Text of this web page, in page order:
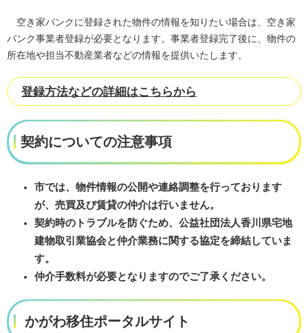
空き家バンクに登録された物件の情報を知りたい場合は、空き家
バンク事業者登録が必要となります。事業者登録完了後に、物件の
所在地や担当不動産業者などの情報を提供いたします。
登録方法などの詳細はこちらから
契約についての注意事項
市では、物件情報の公開や連絡調整を行っております
が、売買及び賃貸の仲介は行いません。
契約時のトラブルを防ぐため、公益社団法人香川県宅地
建物取引業協会と仲介業務に関する協定を締結していま
す。
仲介手数料が必要となりますのでご了承ください。
かがわ移住ポータルサイト